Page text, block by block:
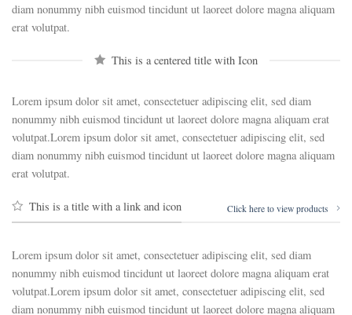
diam nonummy nibh euismod tincidunt ut laoreet dolore magna aliquam
erat volutpat.
This is a centered title with Icon
Lorem ipsum dolor sit amet, consectetuer adipiscing elit, sed diam
nonummy nibh euismod tincidunt ut laoreet dolore magna aliquam erat
volutpat.Lorem ipsum dolor sit amet, consectetuer adipiscing elit, sed
diam nonummy nibh euismod tincidunt ut laoreet dolore magna aliquam
erat volutpat.
This is a title with a link and icon Click here to view products
Lorem ipsum dolor sit amet, consectetuer adipiscing elit, sed diam
nonummy nibh euismod tincidunt ut laoreet dolore magna aliquam erat
volutpat.Lorem ipsum dolor sit amet, consectetuer adipiscing elit, sed
diam nonummy nibh euismod tincidunt ut laoreet dolore magna aliquam